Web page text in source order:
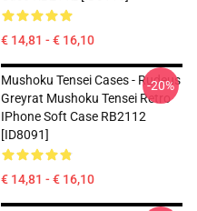
€ 14,81 - € 16,10
Mushoku Tensei Cases - Rudeus
Greyrat Mushoku Tensei Retro
IPhone Soft Case RB2112
[ID8091]
€ 14,81 - € 16,10
-20%